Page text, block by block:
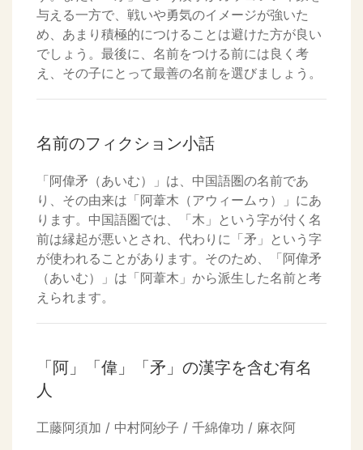
与える一方で、戦いや勇気のイメージが強いた
め、あまり積極的につけることは避けた方が良い
でしょう。最後に、名前をつける前には良く考
え、その子にとって最善の名前を選びましょう。
名前のフィクション小話
「阿偉矛（あいむ）」は、中国語圏の名前であ
り、その由来は「阿葦木（アウィームゥ）」にあ
ります。中国語圏では、「木」という字が付く名
前は縁起が悪いとされ、代わりに「矛」という字
が使われることがあります。そのため、「阿偉矛
（あいむ）」は「阿葦木」から派生した名前と考
えられます。
「阿」「偉」「矛」の漢字を含む有名
人
工藤阿須加 / 中村阿紗子 / 千綿偉功 / 麻衣阿